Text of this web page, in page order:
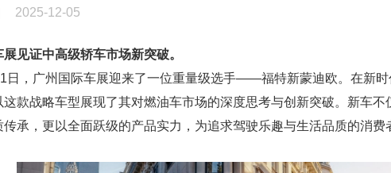
2025-12-05
展见证中高级轿车市场新突破。
日，广州国际车展迎来了一位重量级选手——福特新蒙迪欧。在新时
这款战略车型展现了其对燃油车市场的深度思考与创新突破。新车不
传承，更以全面跃级的产品实力，为追求驾驶乐趣与生活品质的消费